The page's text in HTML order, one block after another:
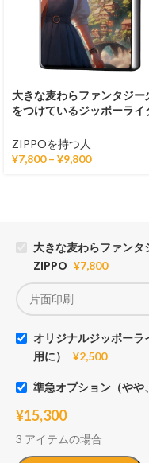
大きな麦わらファンタジー
をつけているジッポーライ
ZIPPOを持つ人
¥7,800 – ¥9,800
大きな麦わらファン
ZIPPO ¥7,800
オリジナルジッポー
用に）
¥2,500
準急オプション（やや
¥15,300
3 アイテムの場合